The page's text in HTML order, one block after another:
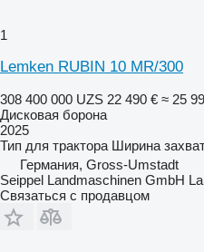
1
Lemken RUBIN 10 MR/300
308 400 000 UZS 22 490 € ≈ 25
Дисковая борона
2025
Тип для трактора Ширина
Германия, Gross-Umstadt
Seippel Landmaschinen GmbH
Связаться с продавцом